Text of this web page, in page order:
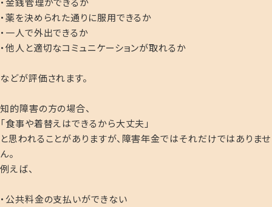
・薬を決められた通りに服用できるか
・一人で外出できるか
・他人と適切なコミュニケーションが取れるか
などが評価されます。
知的障害の方の場合、
「食事や着替えはできるから大丈夫」
と思われることがありますが、障害年金ではそれだけではありませ
ん。
例えば、
・公共料金の支払いができない